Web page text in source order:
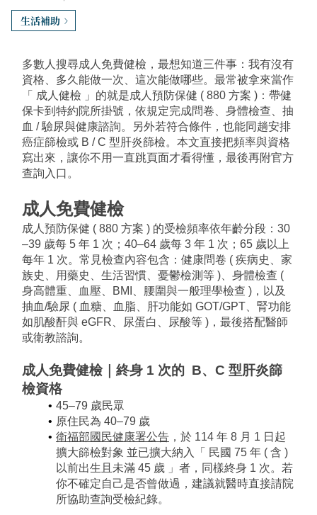
生活補助
多數人搜尋成人免費健檢，最想知道三件事：我有沒有
資格、多久能做一次、這次能做哪些。最常被拿來當作
「 成人健檢 」的就是成人預防保健 ( 880 方案 )：帶健
保卡到特約院所掛號，依規定完成問卷、身體檢查、抽
血 / 驗尿與健康諮詢。另外若符合條件，也能同趟安排
癌症篩檢或 B / C 型肝炎篩檢。本文直接把頻率與資格
寫出來，讓你不用一直跳頁面才看得懂，最後再附官方
查詢入口。
成人免費健檢
成人預防保健 ( 880 方案 ) 的受檢頻率依年齡分段：30
–39 歲每 5 年 1 次；40–64 歲每 3 年 1 次；65 歲以上
每年 1 次。常見檢查內容包含：健康問卷 ( 疾病史、家
族史、用藥史、生活習慣、憂鬱檢測等 )、身體檢查 (
身高體重、血壓、BMI、腰圍與一般理學檢查 )，以及
抽血/驗尿 ( 血糖、血脂、肝功能如 GOT/GPT、腎功能
如肌酸酐與 eGFR、尿蛋白、尿酸等 )，最後搭配醫師
或衛教諮詢。
成人免費健檢｜終身 1 次的  B、C 型肝炎篩
檢資格
45–79 歲民眾
原住民為 40–79 歲
衛福部國民健康署公告，於 114 年 8 月 1 日起
擴大篩檢對象 並已擴大納入「 民國 75 年 ( 含 )
以前出生且未滿 45 歲 」者，同樣終身 1 次。若
你不確定自己是否曾做過，建議就醫時直接請院
所協助查詢受檢紀錄。